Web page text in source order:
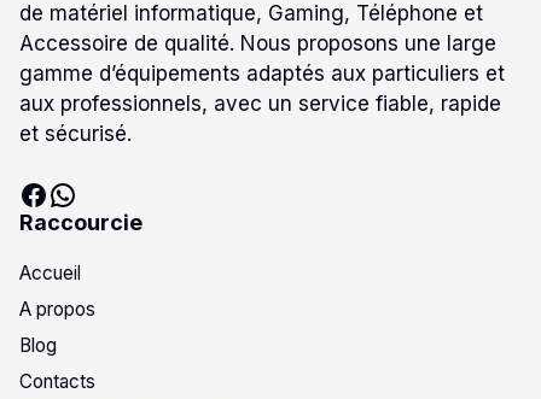
de matériel informatique, Gaming, Téléphone et
Accessoire de qualité. Nous proposons une large
gamme d’équipements adaptés aux particuliers et
aux professionnels, avec un service fiable, rapide
et sécurisé.
Raccourcie
Accueil
A propos
Blog
Contacts